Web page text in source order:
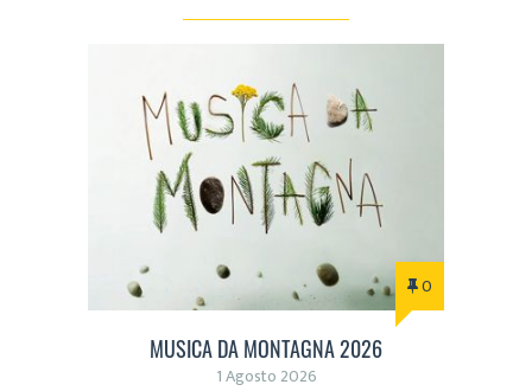
0
MUSICA DA MONTAGNA 2026
1 Agosto 2026